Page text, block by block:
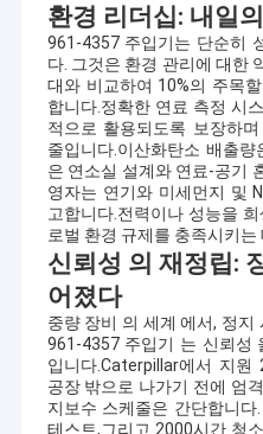
환경 리더십: 내일
961-4357 주입기는 단순히
다. 그것은 환경 관리에 대한
대와 비교하여 10%의 주목
합니다.정확한 연료 측정 시
적으로 활용되도록 보장하
줄입니다.이산화탄소 배출
은 연소실 설계와 연료-공기
영자는 연기와 미세먼지 및
고합니다.전력이나 성능을
로벌 환경 규제를 충족시키는
신뢰성 의 재정립:
어졌다
중량 장비 의 세계 에서, 정지
961-4357 주입기 는 신뢰성
입니다.Caterpillar에서 지
공장 밖으로 나가기 전에 엄
지보수 스케줄은 간단합니
테스트,그리고 2000시간 청